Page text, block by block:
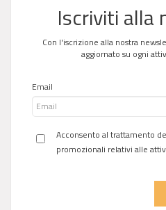
Iscriviti alla
Con l'iscrizione alla nostra
aggiornato su ogni
Email
Acconsento al trattamento
promozionali relativi alle